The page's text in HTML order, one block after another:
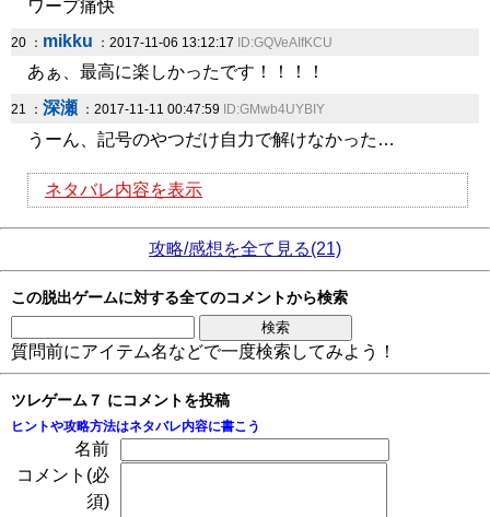
ワープ痛快
20 ： mikku ：2017-11-06 13:12:17 ID:GQVeAIfKCU
あぁ、最高に楽しかったです！！！！
21 ： 深瀬 ：2017-11-11 00:47:59 ID:GMwb4UYBIY
うーん、記号のやつだけ自力で解けなかった…
ネタバレ内容を表示
攻略/感想を全て見る(21)
この脱出ゲームに対する全てのコメントから検索
質問前にアイテム名などで一度検索してみよう！
ツレゲーム７ にコメントを投稿
ヒントや攻略方法はネタバレ内容に書こう
名前
コメント(必
須)